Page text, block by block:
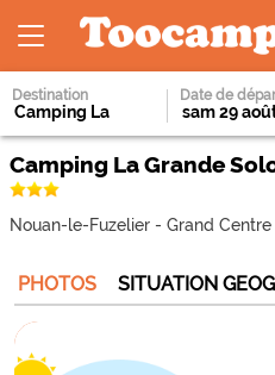
Destination Date de
Camping La Grande
Nouan-le-Fuzelier - Grand Centre
PHOTOS SITUATION